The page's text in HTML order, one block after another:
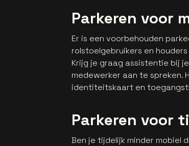
Parkeren voor
Er is een voorbehouden
rolstoelgebruikers en
Krijg je graag assistentie bij
medewerker aan te spreken.
identiteitskaart en
Parkeren voor
Ben je tijdelijk minder mobiel